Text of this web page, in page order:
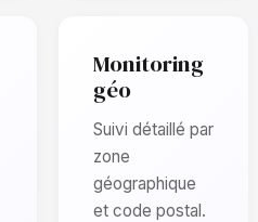
Monitoring
géo
Suivi détaillé par
zone
géographique
et code postal.